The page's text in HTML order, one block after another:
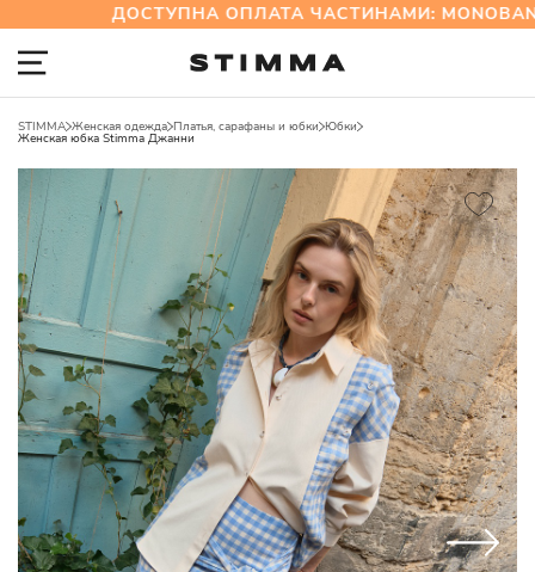
ДОСТУПНА ОПЛАТА ЧАСТИНАМИ:
STIMMA Женская одежда Платья, сарафаны и юбки Юбки
Женская юбка Stimma Джанни